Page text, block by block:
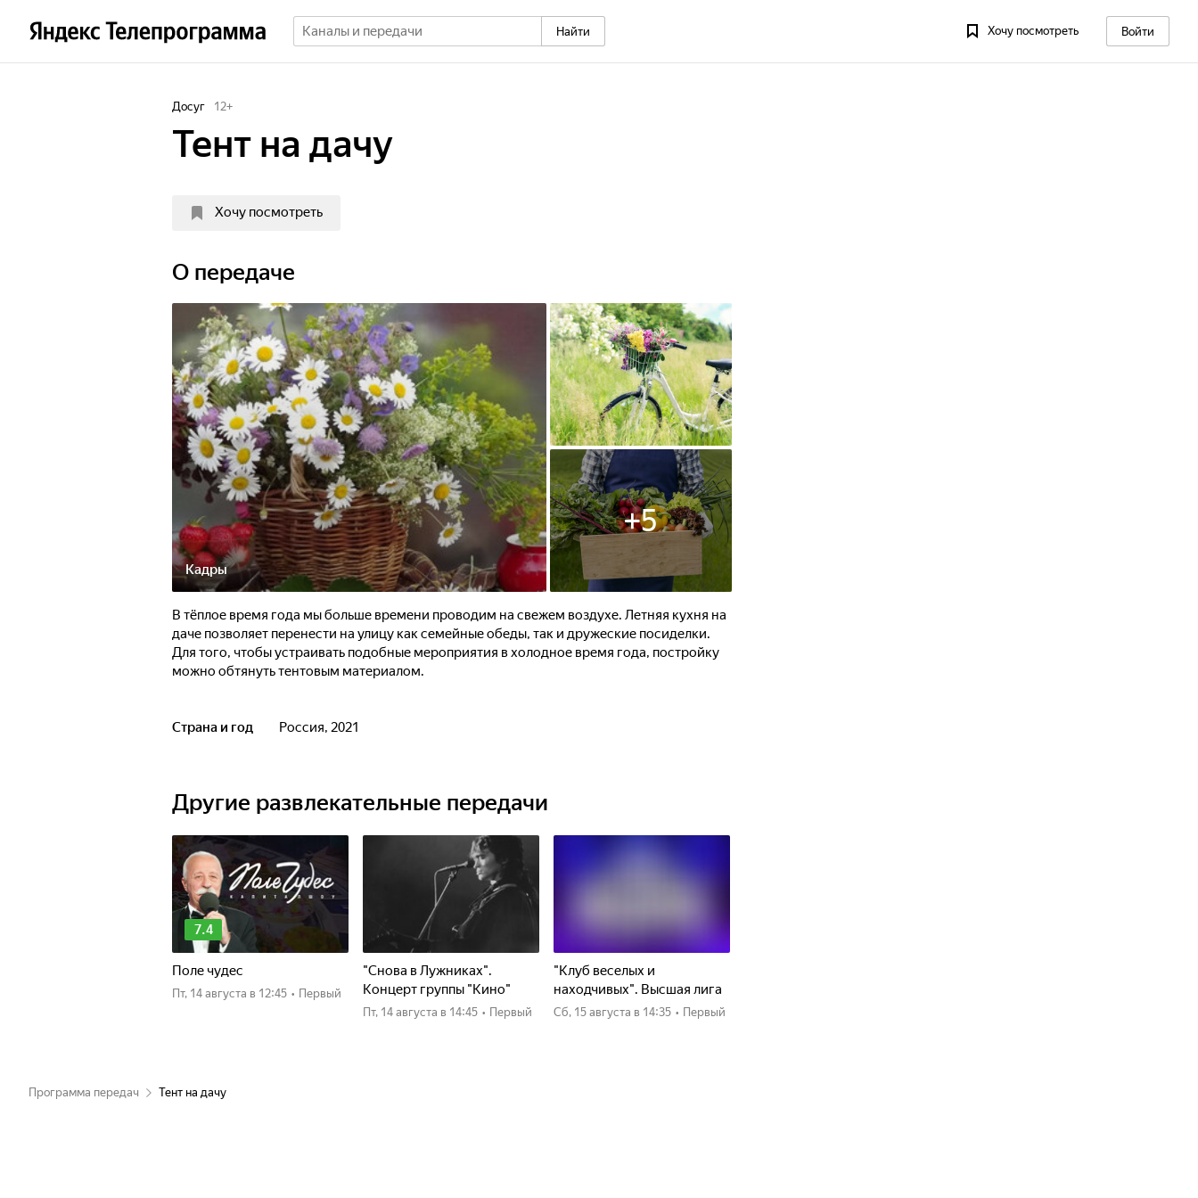
Найти Хочу посмотреть Войти
Досуг 12+
Тент на дачу
Хочу посмотреть
О передаче
Кадры
+5
В тёплое время года мы больше времени проводим на свежем воздухе. Летняя кухня на
даче позволяет перенести на улицу как семейные обеды, так и дружеские посиделки.
Для того, чтобы устраивать подобные мероприятия в холодное время года, постройку
можно обтянуть тентовым материалом.
Страна и год Россия, 2021
Другие развлекательные передачи
7.4
Поле чудес
пт, 14 августа в 12:45 • Первый
"Снова в Лужниках".
Концерт группы "Кино"
пт, 14 августа в 14:45 • Первый
"Клуб веселых и
находчивых". Высшая лига
сб, 15 августа в 14:35 • Первый
Программа передач Тент на дачу